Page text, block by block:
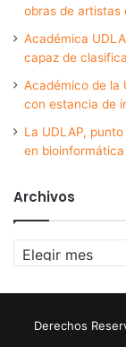
obras de artistas
Académica
capaz de
Académico de la
con estancia de
La UDLAP,
en
Archivos
Archivos
Derechos